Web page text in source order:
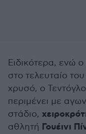
Ειδικότερα, ενώ
στο τελευταίο
χρυσό, ο
περιμένει με
στάδιο,
αθλητή Γουέινι